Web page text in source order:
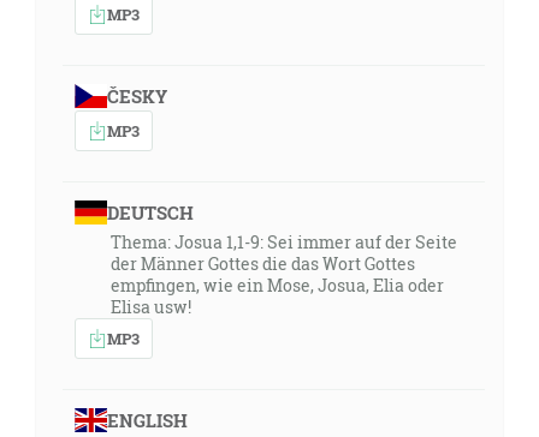
MP3
ČESKY
MP3
DEUTSCH
Thema: Josua 1,1-9: Sei immer auf der Seite
der Männer Gottes die das Wort Gottes
empfingen, wie ein Mose, Josua, Elia oder
Elisa usw!
MP3
ENGLISH